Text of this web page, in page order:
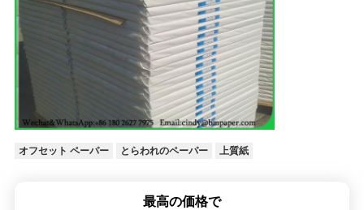
オフセット ペーパー とらわれのペーパー 上質紙
最高の価格で